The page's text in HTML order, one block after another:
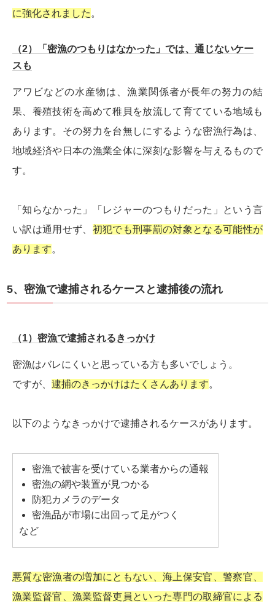
に強化されました 。
（2）「密漁のつもりはなかった」では、通じないケー
スも
アワビなどの水産物は、漁業関係者が長年の努力の結
果、養殖技術を高めて稚貝を放流して育てている地域も
あります。その努力を台無しにするような密漁行為は、
地域経済や日本の漁業全体に深刻な影響を与えるもので
す。
「知らなかった」「レジャーのつもりだった」という言
い訳は通用せず、 初犯でも刑事罰の対象となる可能性が
あります。
5、密漁で逮捕されるケースと逮捕後の流れ
（1）密漁で逮捕されるきっかけ
密漁はバレにくいと思っている方も多いでしょう。
ですが、 逮捕のきっかけはたくさんあります。
以下のようなきっかけで逮捕されるケースがあります。
密漁で被害を受けている業者からの通報
密漁の網や装置が見つかる
防犯カメラのデータ
密漁品が市場に出回って足がつく
など
悪質な密漁者の増加にともない、海上保安官、警察官、
漁業監督官、漁業監督吏員といった専門の取締官による